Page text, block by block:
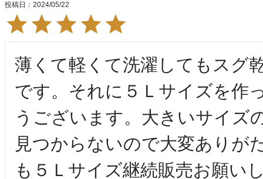
投稿日
2024/05/22
薄くて軽くて洗濯してもスグ
です。それに５Ｌサイズを作
うございます。大きいサイズ
見つからないので大変ありが
も５Ｌサイズ継続販売お願い